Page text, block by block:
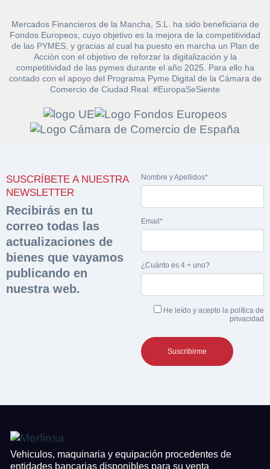
Mercados Financieros de la Mancha, S.L. ha sido beneficiaria de
Fondos Europeos, cuyo objetivo es la mejora de la competitividad
de las PYMES, y gracias al cual ha puesto en marcha un Plan de
Acción con el objetivo de reforzar la digitalización y la
competitividad de las pymes durante el año 2025. Para ello ha
contado con el apoyo del Programa Pyme Digital de la Cámara de
Comercio de Ciudad Real. #EuropaSeSiente
SUSCRÍBETE A NUESTRA
NEWSLETTER
Recibirás en tu
correo todas las
actualizaciones de
bienes que vayamos
publicando en
nuestra web.
Nombre y Apellidos*
Email*
¿Cuánto es 4 + uno?
He leído y acepto la política de
privacidad
Vehiculos, maquinaria y equipación procedentes de
entidades bancarias disponibles para su venta
Solicitar
documentación
sobre la peritación
Rellene este formulario y recibirá en su email el
enlace para descargar la documentación
Nombre y Apellidos*
Email*
Acepto laPolítica de Privacidad.
Razón social* CIF/DNI Ofertante*
Teléfono* Email*
Nombre y Apellidos*
Antes de enviar lee lasCondiciones de Usoy laPolítica de Privacidad, y a
Sobre Merfinsa
Venta de bienes muebles
Vehículos